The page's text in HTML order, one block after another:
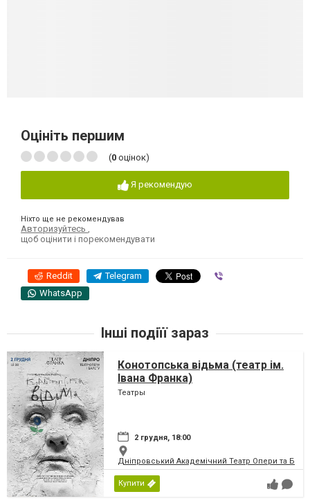
Оцініть першим
(0 оцінок)
Я рекомендую
Ніхто ще не рекомендував
Авторизуйтесь
щоб оцінити і порекомендувати
Reddit Telegram
WhatsApp
Інші подіїї зараз
Конотопська відьма (театр ім.
Івана Франка)
Театры
2 грудня, 18:00
Дніпровський Академічний Театр Опери та
Купити